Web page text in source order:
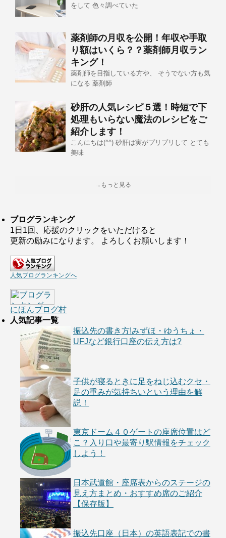
をして 色々調べていた
薬剤師の月収を公開！年収や手取
り額はいくら？？薬剤師月収ラン
キング！
薬剤師を目指している方や、 そうでない方も気
になる 薬剤師
砂肝の人気レシピ５選！時短で下
処理もいらない魔法のレシピをご
紹介します！
こんにちは(^^) 砂肝は実がプリプリして とても
美味
→もっと見る
ブログランキング
1日1回、応援のクリックをいただけると
更新の励みになります。 よろしくお願いします！
人気ブログランキングへ
にほんブログ村
人気記事一覧
振込先の書き方!みずほ・ゆうちょ・
UFJなど銀行口座の伝え方は?
子供が寝るときに足をねじ込むクセ・
足の重みが気持ちいという理由を解
説！
東京ドーム４０ゲートの座席位置はど
こ？入り口や最寄り駅情報をチェック
しよう！
日本武道館・座席表からのステージの
見え方まとめ・おすすめ席のご紹介
【保存版】
振込先口座（日本）の英語表記での書